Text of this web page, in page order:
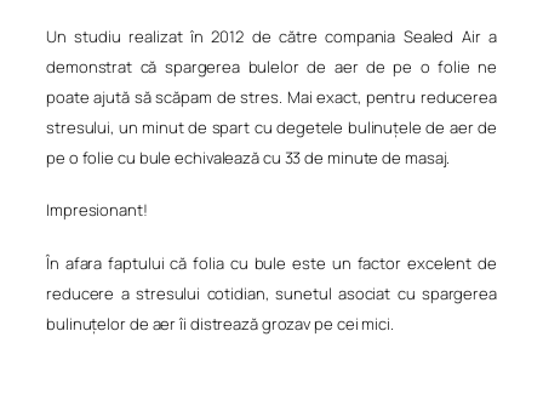
Un studiu realizat în 2012 de către compania Sealed Air a
demonstrat că spargerea bulelor de aer de pe o folie ne
poate ajută să scăpam de stres. Mai exact, pentru reducerea
stresului, un minut de spart cu degetele bulinuțele de aer de
pe o folie cu bule echivalează cu 33 de minute de masaj.
Impresionant!
În afara faptului că folia cu bule este un factor excelent de
reducere a stresului cotidian, sunetul asociat cu spargerea
bulinuțelor de aer îi distrează grozav pe cei mici.